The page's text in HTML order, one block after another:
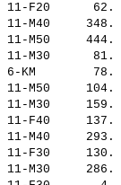
11-F20      62.
11-M40     348.
11-M50     444.
11-M30      81.
6-KM        78.
11-M50     104.
11-M30     159.
11-F40     137.
11-M40     293.
11-F30     130.
11-M30     286.